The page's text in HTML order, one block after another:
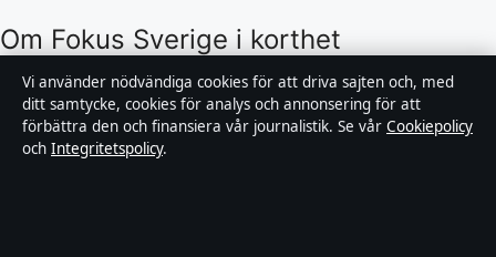
Om Fokus Sverige i korthet
Fokus Sverige är en oberoende svensk nyhetssajt med
fokus på politik, ekonomi, teknik och samhälle. Varje
artikel har en byline, granskas av en redaktör och
Vi använder nödvändiga cookies för att driva sajten och, med
ditt samtycke, cookies för analys och annonsering för att
förbättra den och finansiera vår journalistik. Se vår Cookiepolicy
och Integritetspolicy.